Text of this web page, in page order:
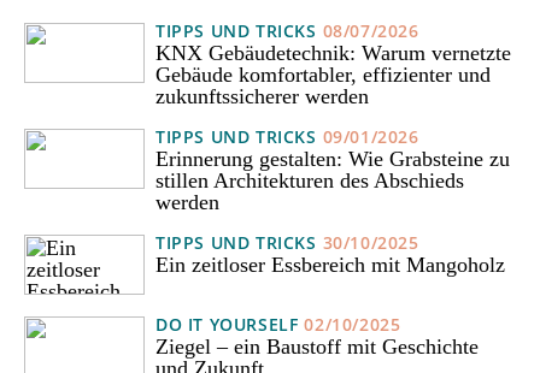
TIPPS UND TRICKS 08/07/2026
KNX Gebäudetechnik: Warum vernetzte
Gebäude komfortabler, effizienter und
zukunftssicherer werden
TIPPS UND TRICKS 09/01/2026
Erinnerung gestalten: Wie Grabsteine zu
stillen Architekturen des Abschieds
werden
TIPPS UND TRICKS 30/10/2025
Ein zeitloser Essbereich mit Mangoholz
DO IT YOURSELF 02/10/2025
Ziegel – ein Baustoff mit Geschichte
und Zukunft